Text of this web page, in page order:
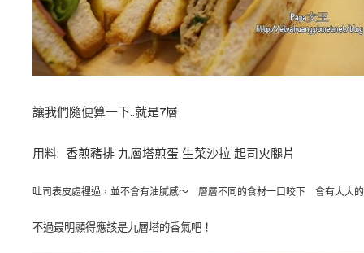
讓我們隨便算一下..就是7層
用料: 香煎豬排 九層塔煎蛋 生菜沙拉 起司火腿片
吐司表皮處裡過，並不會有油膩感～ 層層不同的食材一口咬下 會有大大
不過最明顯得應該是九層塔的香氣吧！